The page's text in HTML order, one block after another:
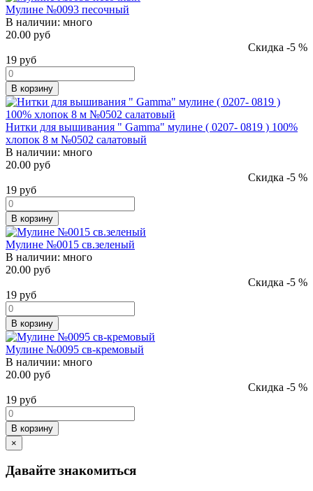
Мулине №0093 песочный
В наличии: много
20.00 руб
Скидка -5 %
19 руб
В корзину
Нитки для вышивания " Gamma" мулине ( 0207- 0819 ) 100%
хлопок 8 м №0502 салатовый
В наличии: много
20.00 руб
Скидка -5 %
19 руб
В корзину
Мулине №0015 св.зеленый
В наличии: много
20.00 руб
Скидка -5 %
19 руб
В корзину
Мулине №0095 св-кремовый
В наличии: много
20.00 руб
Скидка -5 %
19 руб
В корзину
×
Давайте знакомиться